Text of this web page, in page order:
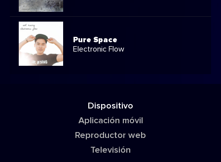
Pure Space
Electronic Flow
Dispositivo
Aplicación móvil
Reproductor web
Televisión